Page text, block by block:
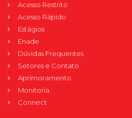
Acesso Restrito
Acesso Rápido
Estágios
Enade
Dúvidas Frequentes
Setores e Contato
Aprimoramento
Monitoria
Connect